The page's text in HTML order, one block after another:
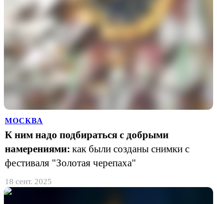
МОСКВА
К ним надо подбираться с добрыми
намерениями: как были созданы снимки с
фестиваля "Золотая черепаха"
18 сент. 2025